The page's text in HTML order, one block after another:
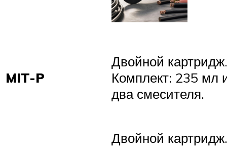
MIT-P
Двойной картридж.
Комплект: 235 мл
два смесителя.
Двойной картридж.